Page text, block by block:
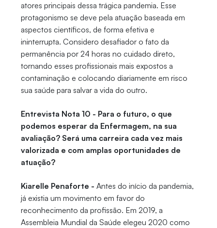
atores principais dessa trágica pandemia. Esse
protagonismo se deve pela atuação baseada em
aspectos científicos, de forma efetiva e
ininterrupta. Considero desafiador o fato da
permanência por 24 horas no cuidado direto,
tornando esses profissionais mais expostos a
contaminação e colocando diariamente em risco
sua saúde para salvar a vida do outro.
Entrevista Nota 10 - Para o futuro, o que
podemos esperar da Enfermagem, na sua
avaliação? Será uma carreira cada vez mais
valorizada e com amplas oportunidades de
atuação?
Kiarelle Penaforte - Antes do início da pandemia,
já existia um movimento em favor do
reconhecimento da profissão. Em 2019, a
Assembleia Mundial da Saúde elegeu 2020 como